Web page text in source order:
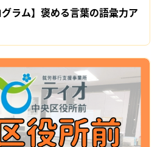
グラム】褒める言葉の語彙力ア